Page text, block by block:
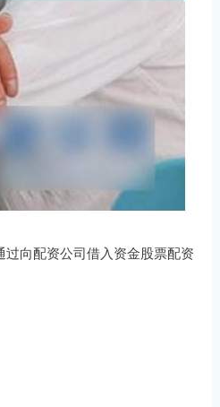
向配资公司借入资金股票配资